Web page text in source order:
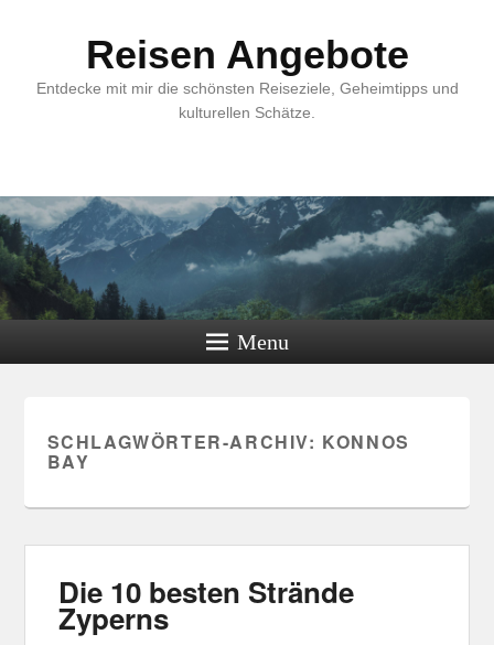
Reisen Angebote
Entdecke mit mir die schönsten Reiseziele, Geheimtipps und
kulturellen Schätze.
Menu
SCHLAGWÖRTER-ARCHIV: KONNOS
BAY
Die 10 besten Strände
Zyperns